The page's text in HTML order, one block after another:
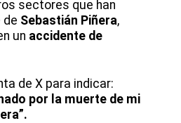
sectores que han
de Sebastián Piñera,
un accidente de
de X para indicar:
por la muerte de mi